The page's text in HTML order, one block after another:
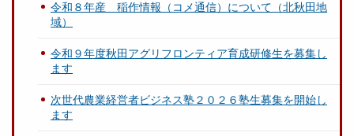
令和８年産 稲作情報（コメ通信）について（北秋田地
域）
令和９年度秋田アグリフロンティア育成研修生を募集し
ます
次世代農業経営者ビジネス塾２０２６塾生募集を開始し
ます